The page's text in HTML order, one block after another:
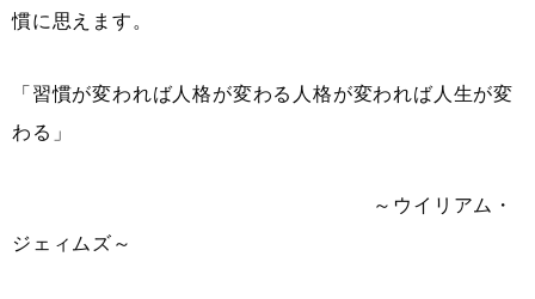
慣に思えます。
「習慣が変われば人格が変わる人格が変われば人生が変
わる」
～ウイリアム・
ジェィムズ～